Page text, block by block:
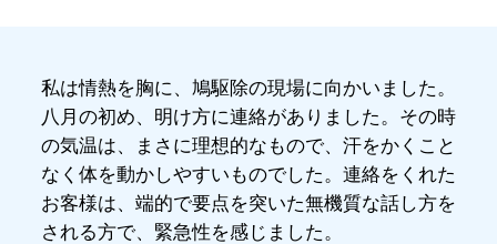
私は情熱を胸に、鳩駆除の現場に向かいました。
八月の初め、明け方に連絡がありました。その時
の気温は、まさに理想的なもので、汗をかくこと
なく体を動かしやすいものでした。連絡をくれた
お客様は、端的で要点を突いた無機質な話し方を
される方で、緊急性を感じました。